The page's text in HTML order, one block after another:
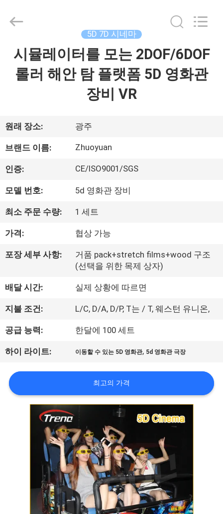
집
VR
회
사
소
개
공
장
견
학
품
Rights
5D 7D 시네마
시뮬레이터를 모는 2DOF/6DOF
롤러 해안 탐 플랫폼 5D 영화관
장비 VR
원래 장소: 광주
브랜드 이름: Zhuoyuan
인증: CE/ISO9001/SGS
모델 번호: 5d 영화관 장비
최소 주문 수량: 1 세트
가격: 협상 가능
포장 세부 사항:
거품 pack+stretch films+wood 구조
(선택을 위한 목제 상자)
배달 시간: 실제 상황에 따르면
지불 조건: L/C, D/A, D/P, T는 / T, 웨스턴 유니온,
공급 능력: 한달에 100 세트
하이 라이트: 이동할 수 있는 5D 영화관, 5d 영화관 극장
최고의 가격